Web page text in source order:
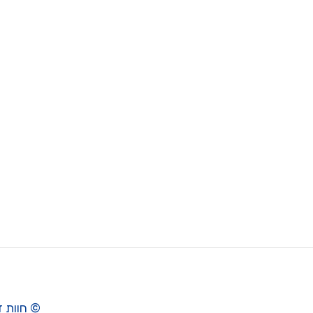
© חוות דג הזהב 8 בע"מ, כל